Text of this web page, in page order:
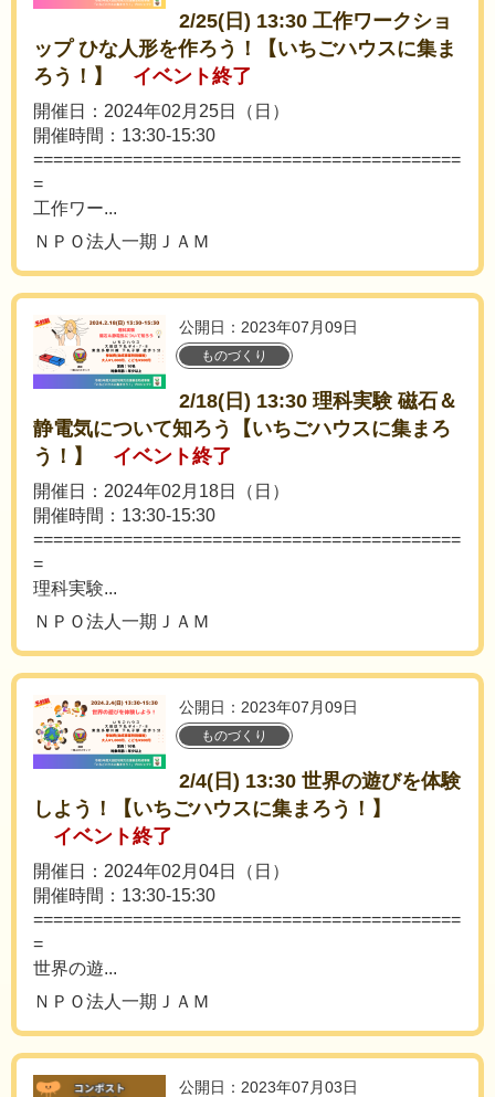
2/25(日) 13:30 工作ワークショ
ップ ひな人形を作ろう！【いちごハウスに集ま
ろう！】
イベント終了
開催日：2024年02月25日（日）
開催時間：13:30-15:30
===========================================
=
工作ワー...
ＮＰＯ法人一期ＪＡＭ
公開日：2023年07月09日
ものづくり
2/18(日) 13:30 理科実験 磁石＆
静電気について知ろう【いちごハウスに集まろ
う！】
イベント終了
開催日：2024年02月18日（日）
開催時間：13:30-15:30
===========================================
=
理科実験...
ＮＰＯ法人一期ＪＡＭ
公開日：2023年07月09日
ものづくり
2/4(日) 13:30 世界の遊びを体験
しよう！【いちごハウスに集まろう！】
イベント終了
開催日：2024年02月04日（日）
開催時間：13:30-15:30
===========================================
=
世界の遊...
ＮＰＯ法人一期ＪＡＭ
公開日：2023年07月03日